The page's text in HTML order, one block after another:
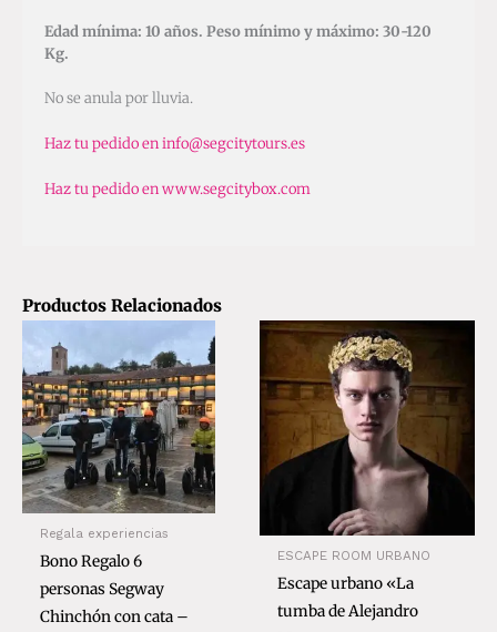
Edad mínima: 10 años. Peso mínimo y máximo: 30-120
Kg.
No se anula por lluvia.
Haz tu pedido en info@segcitytours.es
Haz tu pedido en www.segcitybox.com
Productos Relacionados
Regala experiencias
Bono Regalo 6
personas Segway
Chinchón con cata –
ESCAPE ROOM URBANO
Escape urbano «La
tumba de Alejandro